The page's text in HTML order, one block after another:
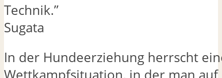
Technik.”
Sugata
In der Hundeerziehung herrscht